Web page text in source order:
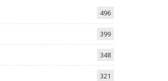
496
399
348
321